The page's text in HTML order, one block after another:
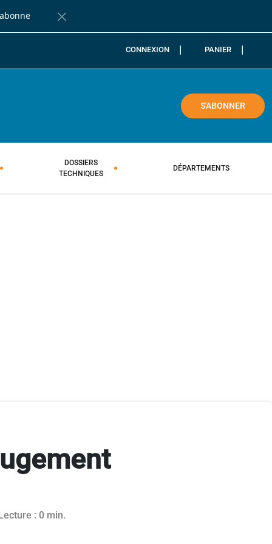
Fermer la barre de notification
CONNEXION PANIER
S'ABONNER
DOSSIERS
TECHNIQUES
DÉPARTEMENTS
: 0 min.